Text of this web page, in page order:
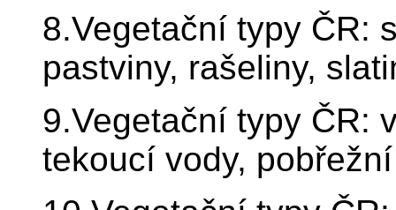
8.Vegetační typy ČR:
pastviny, rašeliny,
9.Vegetační typy ČR:
tekoucí vody,